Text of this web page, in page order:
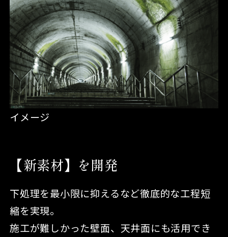
イメージ
【新素材】を開発
下処理を最小限に抑えるなど徹底的な工程短
縮を実現。
施工が難しかった壁面、天井面にも活用でき